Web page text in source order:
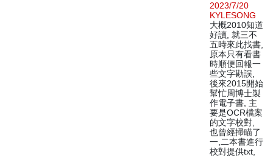
2023/7/20
KYLESONG
大概2010知道
好讀, 就三不
五時來此找書,
原本只有看書
時順便回報一
些文字勘誤,
後來2015開始
幫忙周博士製
作電子書, 主
要是OCR檔案
的文字校對,
也曾經掃瞄了
一,二本書進行
校對提供txt,